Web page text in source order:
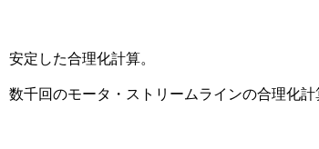
安定した合理化計算。
数千回のモータ・ストリームラインの合理化